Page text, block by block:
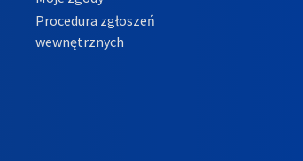
Procedura zgłoszeń
wewnętrznych